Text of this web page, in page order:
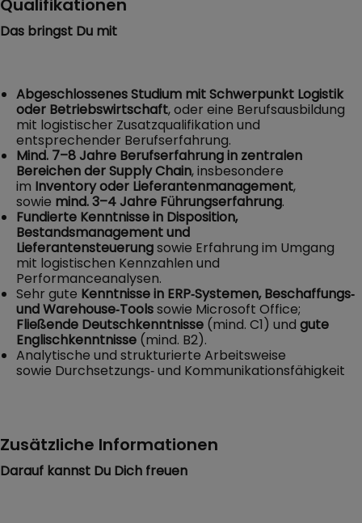
Qualifikationen
Das bringst Du mit
Abgeschlossenes Studium mit Schwerpunkt Logistik
oder Betriebswirtschaft, oder eine Berufsausbildung
mit logistischer Zusatzqualifikation und
entsprechender Berufserfahrung.
Mind. 7–8 Jahre Berufserfahrung in zentralen
Bereichen der Supply Chain, insbesondere
im Inventory oder Lieferantenmanagement,
sowie mind. 3–4 Jahre Führungserfahrung.
Fundierte Kenntnisse in Disposition,
Bestandsmanagement und
Lieferantensteuerungsowie Erfahrung im Umgang
mit logistischen Kennzahlen und
Performanceanalysen.
Sehr gute Kenntnisse in ERP‑Systemen, Beschaffungs‑
und Warehouse‑Toolssowie Microsoft Office;
Fließende Deutschkenntnisse (mind. C1) und gute
Englischkenntnisse (mind. B2).
Analytische und strukturierte Arbeitsweise
sowie Durchsetzungs‑ und Kommunikationsfähigkeit
Zusätzliche Informationen
Darauf kannst Du Dich freuen